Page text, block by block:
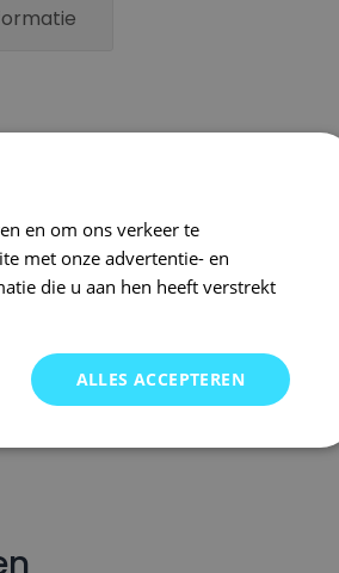
je nu zelf voordelig met
U dient op voorhand de
gaat om hoge kwaliteit autolak
in ons arsenaal. De
verf. Direct uit voorraad
uw auto bij SRS kunt vinden. Maar
terecht voor bedrijfswagens,
en om ons verkeer te
met onze advertentie- en
die u aan hen heeft verstrekt
ALLES ACCEPTEREN